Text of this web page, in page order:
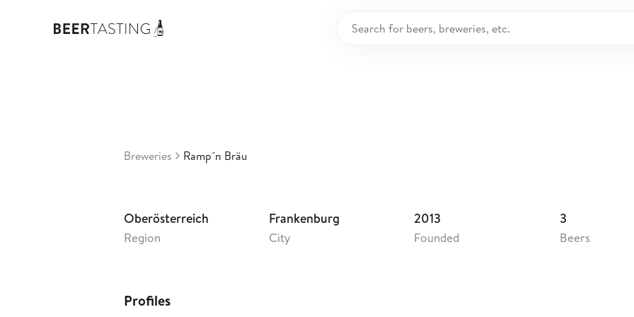
Ramp´n Bräu
Breweries Ramp´n Bräu
Oberösterreich
Region
Frankenburg
City
2013
Founded
3
Beers
Profiles